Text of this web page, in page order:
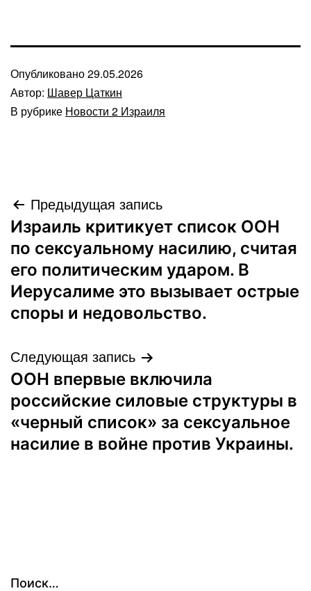
Опубликовано29.05.2026
Автор: Шавер Цаткин
В рубрике Новости 2 Израиля
Навигация
по
записям
Предыдущая запись
Израиль критикует список ООН
по сексуальному насилию, считая
его политическим ударом. В
Иерусалиме это вызывает острые
споры и недовольство.
Следующая запись
ООН впервые включила
российские силовые структуры в
«черный список» за сексуальное
насилие в войне против Украины.
Поиск…